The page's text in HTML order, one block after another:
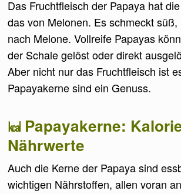
Das Fruchtfleisch der Papaya hat
das von Melonen. Es schmeckt
nach Melone. Vollreife Papayas
der Schale gelöst oder direkt
Aber nicht nur das Fruchtfleisch ist
Papayakerne sind ein Genuss.
Papayakerne:
Nährwerte
Auch die Kerne der Papaya sind
wichtigen Nährstoffen, allen voran